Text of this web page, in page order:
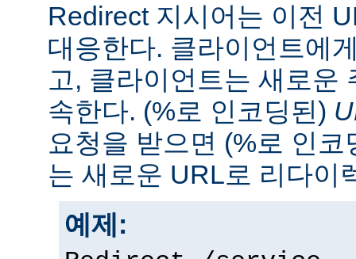
Redirect 지시어는 이전
대응한다. 클라이언트에
고, 클라이언트는 새로운
속한다. (%로 인코딩된)
요청을 받으면 (%로 인
는 새로운 URL로 리다이
예제: